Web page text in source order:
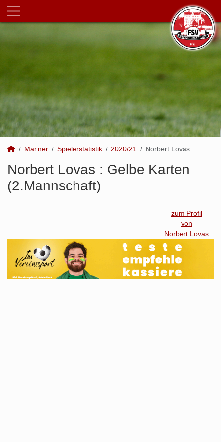
Männer Spielerstatistik 2020/21 Norbert Lovas
Norbert Lovas : Gelbe Karten
(2.Mannschaft)
zum Profil
von
Norbert Lovas